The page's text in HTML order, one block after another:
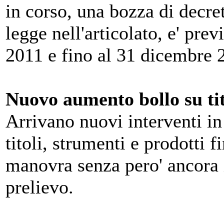
in corso, una bozza di
legge nell'articolato, e'
2011 e fino al 31 dicembre
Nuovo aumento bollo su
Arrivano nuovi interventi
titoli, strumenti e prodotti
manovra senza pero'
prelievo.